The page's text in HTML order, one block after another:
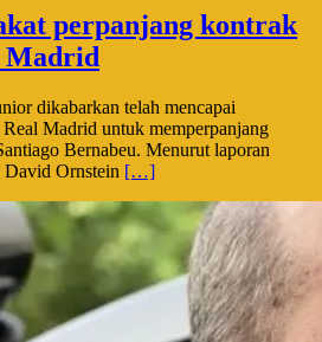
perpanjang kontrak
Madrid
dikabarkan telah mencapai
Real Madrid untuk memperpanjang
Bernabeu. Menurut laporan
Ornstein […]